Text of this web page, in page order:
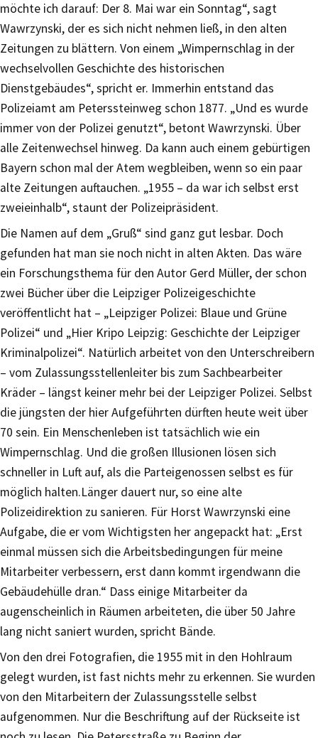
möchte ich darauf: Der 8. Mai war ein Sonntag“, sagt
Wawrzynski, der es sich nicht nehmen ließ, in den alten
Zeitungen zu blättern. Von einem „Wimpernschlag in der
wechselvollen Geschichte des historischen
Dienstgebäudes“, spricht er. Immerhin entstand das
Polizeiamt am Peterssteinweg schon 1877. „Und es wurde
immer von der Polizei genutzt“, betont Wawrzynski. Über
alle Zeitenwechsel hinweg. Da kann auch einem gebürtigen
Bayern schon mal der Atem wegbleiben, wenn so ein paar
alte Zeitungen auftauchen. „1955 – da war ich selbst erst
zweieinhalb“, staunt der Polizeipräsident.
Die Namen auf dem „Gruß“ sind ganz gut lesbar. Doch
gefunden hat man sie noch nicht in alten Akten. Das wäre
ein Forschungsthema für den Autor Gerd Müller, der schon
zwei Bücher über die Leipziger Polizeigeschichte
veröffentlicht hat – „Leipziger Polizei: Blaue und Grüne
Polizei“ und „Hier Kripo Leipzig: Geschichte der Leipziger
Kriminalpolizei“. Natürlich arbeitet von den Unterschreibern
– vom Zulassungsstellenleiter bis zum Sachbearbeiter
Kräder – längst keiner mehr bei der Leipziger Polizei. Selbst
die jüngsten der hier Aufgeführten dürften heute weit über
70 sein. Ein Menschenleben ist tatsächlich wie ein
Wimpernschlag. Und die großen Illusionen lösen sich
schneller in Luft auf, als die Parteigenossen selbst es für
möglich halten.Länger dauert nur, so eine alte
Polizeidirektion zu sanieren. Für Horst Wawrzynski eine
Aufgabe, die er vom Wichtigsten her angepackt hat: „Erst
einmal müssen sich die Arbeitsbedingungen für meine
Mitarbeiter verbessern, erst dann kommt irgendwann die
Gebäudehülle dran.“ Dass einige Mitarbeiter da
augenscheinlich in Räumen arbeiteten, die über 50 Jahre
lang nicht saniert wurden, spricht Bände.
Von den drei Fotografien, die 1955 mit in den Hohlraum
gelegt wurden, ist fast nichts mehr zu erkennen. Sie wurden
von den Mitarbeitern der Zulassungsstelle selbst
aufgenommen. Nur die Beschriftung auf der Rückseite ist